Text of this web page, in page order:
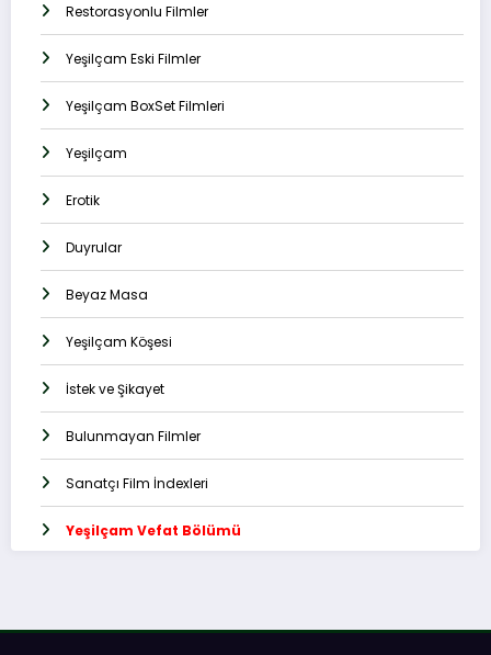
Restorasyonlu Filmler
Yeşilçam Eski Filmler
Yeşilçam BoxSet Filmleri
Yeşilçam
Erotik
Duyrular
Beyaz Masa
Yeşilçam Köşesi
İstek ve Şikayet
Bulunmayan Filmler
Sanatçı Film İndexleri
Yeşilçam Vefat Bölümü